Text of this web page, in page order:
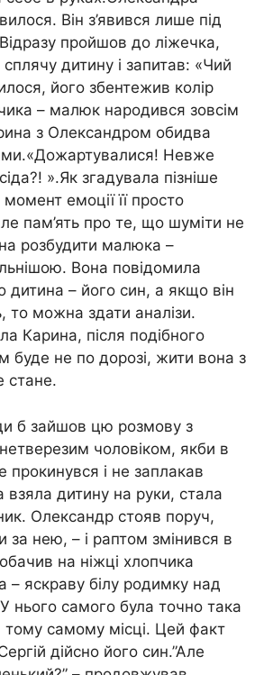
Він з’явився лише під
пройшов до ліжечка,
дитину і запитав: «Чий
його збентежив колір
– малюк народився зовсім
з Олександром обидва
Невже
».Як згадувала пізніше
емоції її просто
пам’ять про те, що шуміти не
розбудити малюка –
Вона повідомила
дитина – його син, а якщо він
то можна здати аналізи.
Карина, після подібного
буде не по дорозі, жити вона з
стане.
б зайшов цю розмову з
чоловіком, якби в
прокинувся і не заплакав
взяла дитину на руки, стала
Олександр стояв поруч,
за нею, – і раптом змінився в
на ніжці хлопчика
– яскраву білу родимку над
нього самого була точно така
тому самому місці. Цей факт
дійсно його син.”Але